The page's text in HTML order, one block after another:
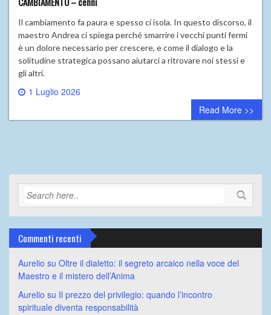
Il cambiamento fa paura e spesso ci isola. In questo discorso, il
maestro Andrea ci spiega perché smarrire i vecchi punti fermi
è un dolore necessario per crescere, e come il dialogo e la
solitudine strategica possano aiutarci a ritrovare noi stessi e
gli altri.
1 Luglio 2026
0 comment
Read More >>
Commenti recenti
Aurelio su Oltre il dialetto: il segreto arcaico nella voce del
Maestro e il mistero dell’Anima
Aurelio su Il prezzo del privilegio: quando l’incontro
spirituale diventa responsabilità